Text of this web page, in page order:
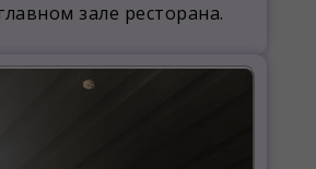
зале ресторана.